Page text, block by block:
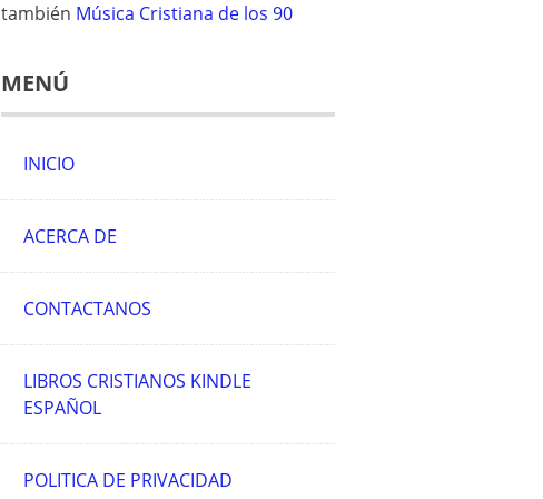
también Música Cristiana de los 90
MENÚ
INICIO
ACERCA DE
CONTACTANOS
LIBROS CRISTIANOS KINDLE
ESPAÑOL
POLITICA DE PRIVACIDAD